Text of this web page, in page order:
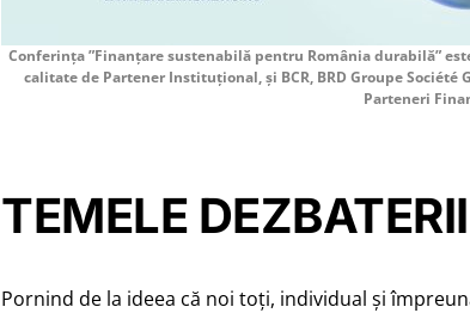
Conferința ”Finanțare sustenabilă pentru România durabilă”
calitate de Partener Instituţional, și BCR, BRD Groupe Société
Parteneri
TEMELE DEZBATERII
Pornind de la ideea că noi toți, individual și